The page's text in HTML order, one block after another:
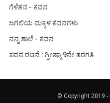
ಗೆಳೆತನ - ಕವನ
ಜಗಲಿಯ ಮಕ್ಕಳ ಕವನಗಳು
ನನ್ನ ಶಾಲೆ - ಕವನ
ಕವನ ರಚನೆ : ಗ್ರೀಷ್ಮಾ 9ನೇ ತರಗತಿ
© Copyright 2019 -